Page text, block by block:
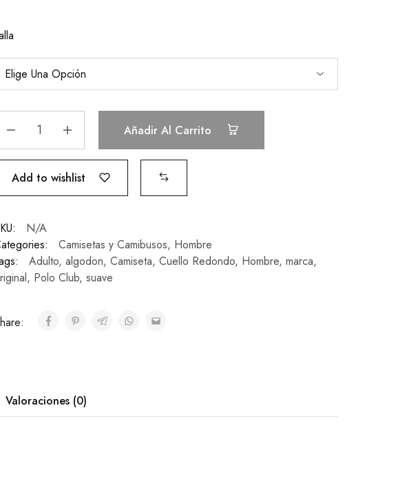
Añadir Al Carrito
Add to wishlist
N/A
Camisetas y Camibusos, Hombre
Adulto, algodon, Camiseta, Cuello Redondo, Hombre, marca,
, Polo Club, suave
Valoraciones (0)